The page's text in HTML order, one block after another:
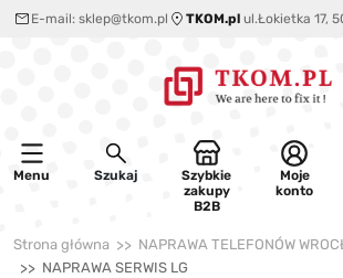
E-mail: sklep@tkom.pl TKOM.pl ul.Łokietka 17,
Menu Szukaj
Szybkie
zakupy
B2B
Moje
konto
Strona główna
NAPRAWA TELEFONÓW
NAPRAWA SERWIS LG